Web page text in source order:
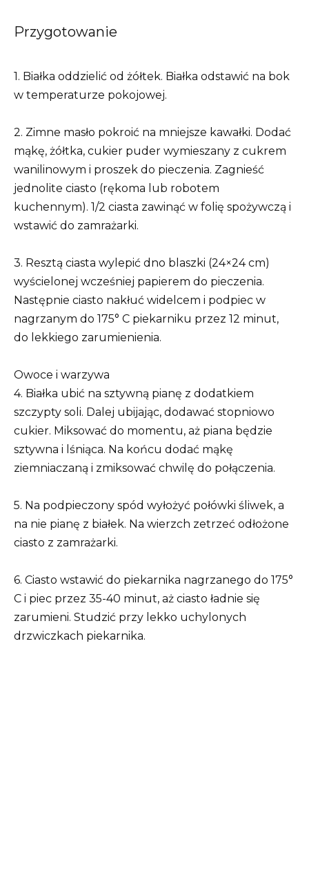
Przygotowanie
1. Białka oddzielić od żółtek. Białka odstawić na bok
w temperaturze pokojowej.
2. Zimne masło pokroić na mniejsze kawałki. Dodać
mąkę, żółtka, cukier puder wymieszany z cukrem
wanilinowym i proszek do pieczenia. Zagnieść
jednolite ciasto (rękoma lub robotem
kuchennym). 1/2 ciasta zawinąć w folię spożywczą i
wstawić do zamrażarki.
3. Resztą ciasta wylepić dno blaszki (24×24 cm)
wyścielonej wcześniej papierem do pieczenia.
Następnie ciasto nakłuć widelcem i podpiec w
nagrzanym do 175° C piekarniku przez 12 minut,
do lekkiego zarumienienia.
Owoce i warzywa
4. Białka ubić na sztywną pianę z dodatkiem
szczypty soli. Dalej ubijając, dodawać stopniowo
cukier. Miksować do momentu, aż piana będzie
sztywna i lśniąca. Na końcu dodać mąkę
ziemniaczaną i zmiksować chwilę do połączenia.
5. Na podpieczony spód wyłożyć połówki śliwek, a
na nie pianę z białek. Na wierzch zetrzeć odłożone
ciasto z zamrażarki.
6. Ciasto wstawić do piekarnika nagrzanego do 175°
C i piec przez 35-40 minut, aż ciasto ładnie się
zarumieni. Studzić przy lekko uchylonych
drzwiczkach piekarnika.